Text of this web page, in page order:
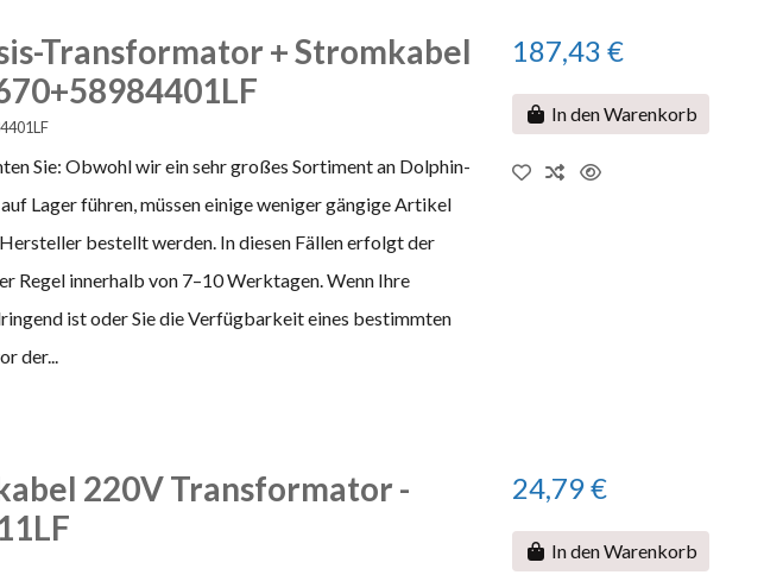
Transformator + Stromkabel
Sie: Obwohl wir ein sehr großes Sortiment an Dolphin-
Lager führen, müssen einige weniger gängige Artikel
bestellt werden. In diesen Fällen erfolgt der
Regel innerhalb von 7–10 Werktagen. Wenn Ihre
ist oder Sie die Verfügbarkeit eines bestimmten
der...
187,43 €
In den Warenkorb
220V Transformator -
24,79 €
In den Warenkorb